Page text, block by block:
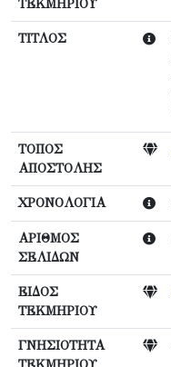
ΤΕΚΜΗΡΙΟΥ
ΤΙΤΛΟΣ
ΤΟΠΟΣ
ΑΠΟΣΤΟΛΗΣ
ΧΡΟΝΟΛΟΓΙΑ
ΑΡΙΘΜΟΣ
ΣΕΛΙΔΩΝ
ΕΙΔΟΣ
ΤΕΚΜΗΡΙΟΥ
ΓΝΗΣΙΟΤΗΤΑ